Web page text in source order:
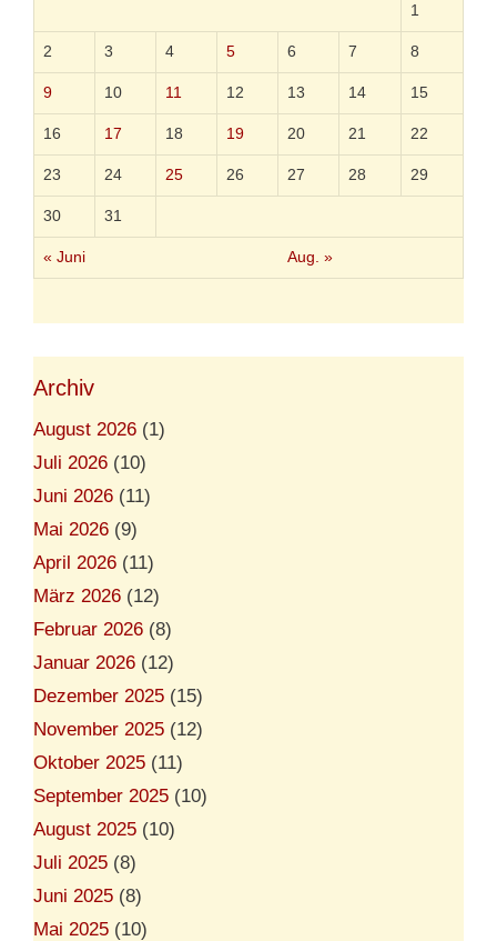
m
i
d
« Juni Aug. »
1
2 3 4 5 6 7 8
9 10 11 12 13 14 15
16 17 18 19 20 21 22
23 24 25 26 27 28 29
30 31
Archiv
August 2026 (1)
Juli 2026 (10)
Juni 2026 (11)
Mai 2026 (9)
April 2026 (11)
März 2026 (12)
Februar 2026 (8)
Januar 2026 (12)
Dezember 2025 (15)
November 2025 (12)
Oktober 2025 (11)
September 2025 (10)
August 2025 (10)
Juli 2025 (8)
Juni 2025 (8)
Mai 2025 (10)